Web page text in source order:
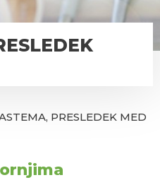
PRESLEDEK MED